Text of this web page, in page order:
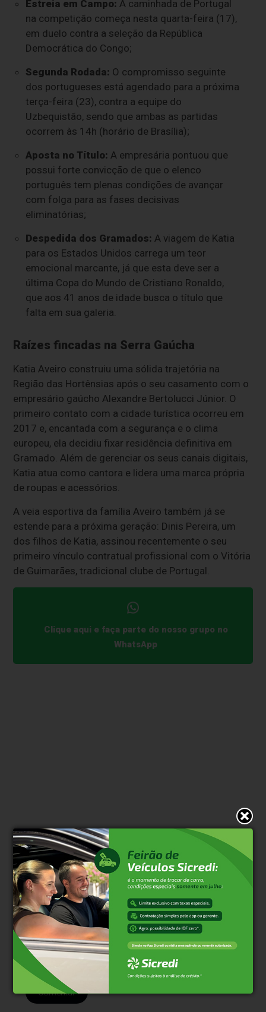
Estreia em Campo: A caminhada de Portugal
na competição começa nesta quarta-feira (17),
em duelo contra a seleção da República
Democrática do Congo;
Segunda Rodada: O compromisso seguinte
dos portugueses está agendado para a próxima
terça-feira (23), contra a equipe do
Uzbequistão, sendo que ambas as partidas
ocorrem às 14h (horário de Brasília);
Aposta no Título: A empresária pontuou que
possui forte convicção de que o elenco
português tem plenas condições de avançar
com folga para as fases decisivas
eliminatórias;
Despedida dos Gramados: A viagem de Katia
para os Estados Unidos carrega um teor
emocional marcante, já que esta deve ser a
última Copa do Mundo de Cristiano Ronaldo,
que aos 41 anos de idade busca o título que
falta em sua galeria.
Raízes fincadas na Serra Gaúcha
Katia Aveiro construiu uma sólida trajetória na
Região das Hortênsias após o seu casamento com o
empresário gaúcho Alexandre Bertolucci Júnior. O
primeiro contato com a cidade turística ocorreu em
2017 e, encantada com a segurança e o clima
europeu, ela decidiu fixar residência definitiva em
Gramado. Além de gerenciar os seus canais digitais,
Katia atua como cantora e lidera uma marca própria
de roupas e acessórios.
A veia esportiva da família Aveiro também já se
estende para a próxima geração: Dinis Pereira, um
dos filhos de Katia, assinou recentemente o seu
primeiro vínculo contratual profissional com o Vitória
de Guimarães, tradicional clube de Portugal.
Clique aqui e faça parte do nosso grupo no
WhatsApp
* O conteúdo de cada comentário é de responsabilidade de quem
realizá-lo. Nos reservamos ao direito de reprovar ou eliminar
comentários em desacordo com o propósito do site ou que
contenham palavras ofensivas.
500caracteres restantes.
Comentar